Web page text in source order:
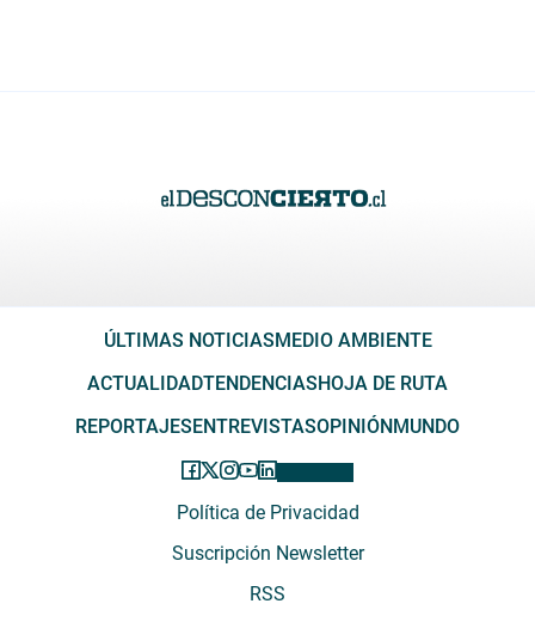
ÚLTIMAS NOTICIASMEDIO AMBIENTE
ACTUALIDADTENDENCIASHOJA DE RUTA
REPORTAJESENTREVISTASOPINIÓNMUNDO
Política de Privacidad
Suscripción Newsletter
RSS